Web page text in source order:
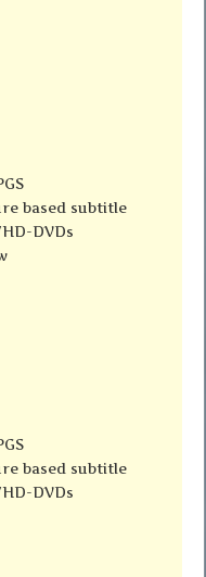
based subtitle
DVDs
based subtitle
DVDs